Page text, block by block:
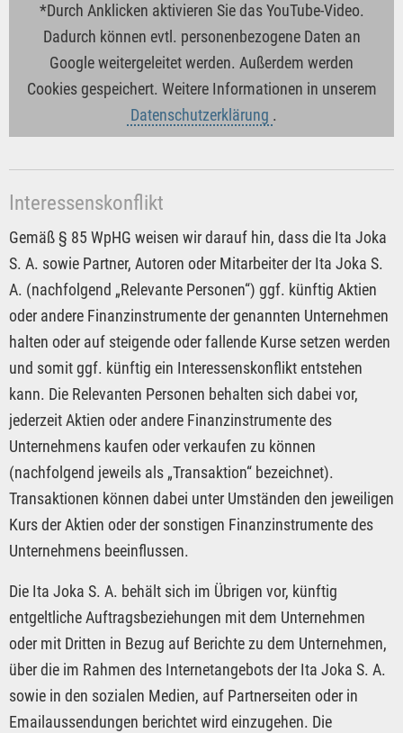
*Durch Anklicken aktivieren Sie das YouTube-Video.
Dadurch können evtl. personenbezogene Daten an
Google weitergeleitet werden. Außerdem werden
Cookies gespeichert. Weitere Informationen in unserem
Datenschutzerklärung .
Interessenskonflikt
Gemäß § 85 WpHG weisen wir darauf hin, dass die Ita Joka
S. A. sowie Partner, Autoren oder Mitarbeiter der Ita Joka S.
A. (nachfolgend „Relevante Personen“) ggf. künftig Aktien
oder andere Finanzinstrumente der genannten Unternehmen
halten oder auf steigende oder fallende Kurse setzen werden
und somit ggf. künftig ein Interessenskonflikt entstehen
kann. Die Relevanten Personen behalten sich dabei vor,
jederzeit Aktien oder andere Finanzinstrumente des
Unternehmens kaufen oder verkaufen zu können
(nachfolgend jeweils als „Transaktion“ bezeichnet).
Transaktionen können dabei unter Umständen den jeweiligen
Kurs der Aktien oder der sonstigen Finanzinstrumente des
Unternehmens beeinflussen.
Die Ita Joka S. A. behält sich im Übrigen vor, künftig
entgeltliche Auftragsbeziehungen mit dem Unternehmen
oder mit Dritten in Bezug auf Berichte zu dem Unternehmen,
über die im Rahmen des Internetangebots der Ita Joka S. A.
sowie in den sozialen Medien, auf Partnerseiten oder in
Emailaussendungen berichtet wird einzugehen. Die